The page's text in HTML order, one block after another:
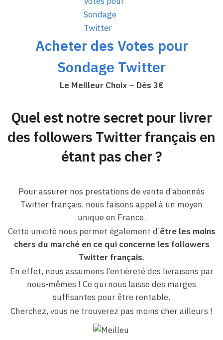
Acheter des Votes pour
Sondage Twitter
Le Meilleur Choix – Dès 3€
Quel est notre secret pour livrer
des followers Twitter français en
étant pas cher ?
Pour assurer nos prestations de vente d’abonnés
Twitter français, nous faisons appel à un moyen
unique en France.
Cette unicité nous permet également d’être les moins
chers du marché en ce qui concerne les followers
Twitter français.
En effet, nous assumons l’entièreté des livraisons par
nous-mêmes ! Ce qui nous laisse des marges
suffisantes pour être rentable.
Cherchez, vous ne trouverez pas moins cher ailleurs !